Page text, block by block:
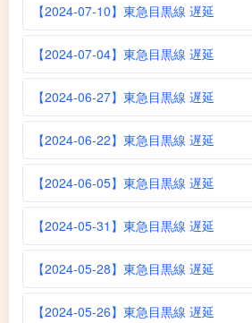
【2024-07-10】東急目黒線 遅延
【2024-07-04】東急目黒線 遅延
【2024-06-27】東急目黒線 遅延
【2024-06-22】東急目黒線 遅延
【2024-06-05】東急目黒線 遅延
【2024-05-31】東急目黒線 遅延
【2024-05-28】東急目黒線 遅延
【2024-05-26】東急目黒線 遅延